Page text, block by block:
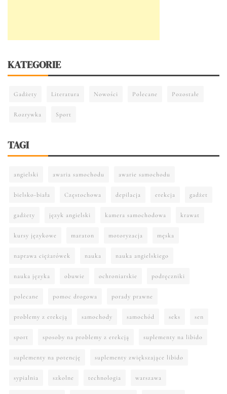
KATEGORIE
Gadżety Literatura Nowości Polecane Pozostałe
Rozrywka Sport
TAGI
angielski awaria samochodu awarie samochodu
bielsko-biała Częstochowa depilacja erekcja gadżet
gadżety język angielski kamera samochodowa krawat
kursy językowe maraton motoryzacja męska
naprawa ciężarówek nauka nauka angielskiego
nauka języka obuwie ochroniarskie podręczniki
polecane pomoc drogowa porady prawne
problemy z erekcją samochody samochód seks sen
sport sposoby na problemy z erekcją suplementy na libido
suplementy na potencję suplementy zwiększające libido
sypialnia szkolne technologia warszawa